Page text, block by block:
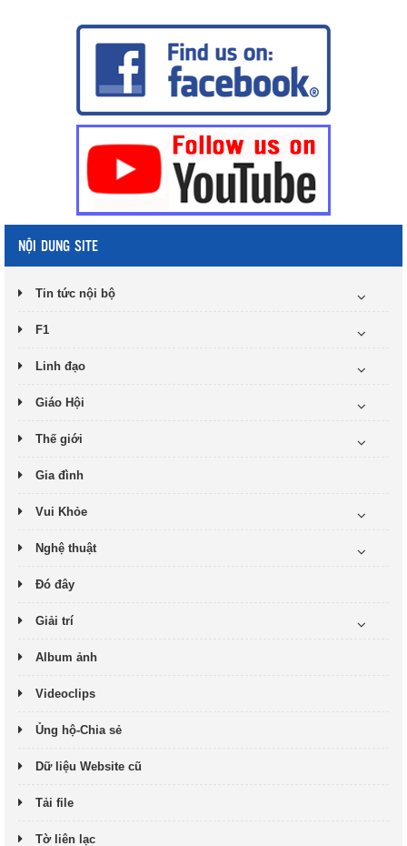
NỘI DUNG SITE
Tin tức nội bộ
F1
Linh đạo
Giáo Hội
Thế giới
Gia đình
Vui Khỏe
Nghệ thuật
Đó đây
Giải trí
Album ảnh
Videoclips
Ủng hộ-Chia sẻ
Dữ liệu Website cũ
Tải file
Tờ liên lạc